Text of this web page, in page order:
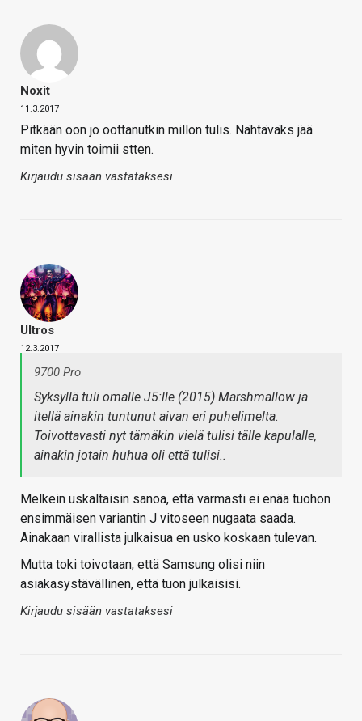
Noxit
11.3.2017
Pitkään oon jo oottanutkin millon tulis. Nähtäväks jää
miten hyvin toimii stten.
Kirjaudu sisään vastataksesi
Ultros
12.3.2017
9700 Pro
Syksyllä tuli omalle J5:lle (2015) Marshmallow ja
itellä ainakin tuntunut aivan eri puhelimelta.
Toivottavasti nyt tämäkin vielä tulisi tälle kapulalle,
ainakin jotain huhua oli että tulisi..
Melkein uskaltaisin sanoa, että varmasti ei enää tuohon
ensimmäisen variantin J vitoseen nugaata saada.
Ainakaan virallista julkaisua en usko koskaan tulevan.
Mutta toki toivotaan, että Samsung olisi niin
asiakasystävällinen, että tuon julkaisisi.
Kirjaudu sisään vastataksesi